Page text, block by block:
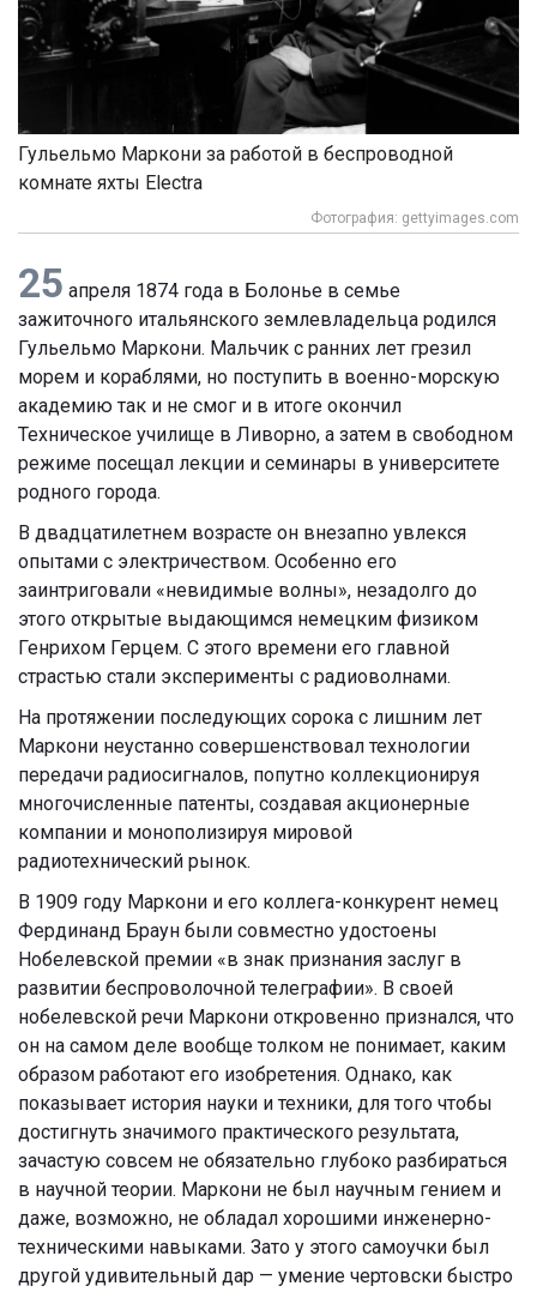
Гульельмо Маркони за работой в беспроводной
комнате яхты Electra
Фотография: gettyimages.com
25 апреля 1874 года в Болонье в семье
зажиточного итальянского землевладельца родился
Гульельмо Маркони. Мальчик с ранних лет грезил
морем и кораблями, но поступить в военно-морскую
академию так и не смог и в итоге окончил
Техническое училище в Ливорно, а затем в свободном
режиме посещал лекции и семинары в университете
родного города.
В двадцатилетнем возрасте он внезапно увлекся
опытами с электричеством. Особенно его
заинтриговали «невидимые волны», незадолго до
этого открытые выдающимся немецким физиком
Генрихом Герцем. С этого времени его главной
страстью стали эксперименты с радиоволнами.
На протяжении последующих сорока с лишним лет
Маркони неустанно совершенствовал технологии
передачи радиосигналов, попутно коллекционируя
многочисленные патенты, создавая акционерные
компании и монополизируя мировой
радиотехнический рынок.
В 1909 году Маркони и его коллега-конкурент немец
Фердинанд Браун были совместно удостоены
Нобелевской премии «в знак признания заслуг в
развитии беспроволочной телеграфии». В своей
нобелевской речи Маркони откровенно признался, что
он на самом деле вообще толком не понимает, каким
образом работают его изобретения. Однако, как
показывает история науки и техники, для того чтобы
достигнуть значимого практического результата,
зачастую совсем не обязательно глубоко разбираться
в научной теории. Маркони не был научным гением и
даже, возможно, не обладал хорошими инженерно-
техническими навыками. Зато у этого самоучки был
другой удивительный дар — умение чертовски быстро